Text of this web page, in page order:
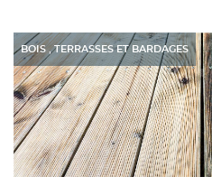
BOIS ,TERRASSES ET BARDAGES